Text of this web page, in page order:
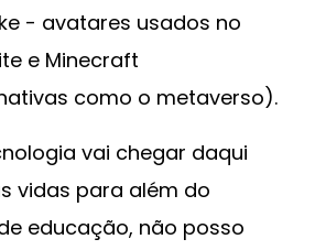
- avatares usados no
e Minecraft
como o metaverso).
vai chegar daqui
vidas para além do
educação, não posso